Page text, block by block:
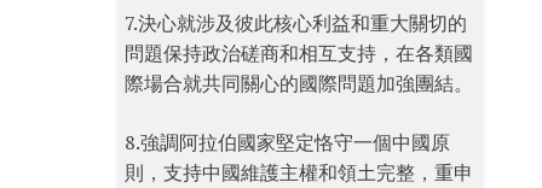
7.決心就涉及彼此核心利益和重大關切的
問題保持政治磋商和相互支持，在各類國
際場合就共同關心的國際問題加強團結。
8.強調阿拉伯國家堅定恪守一個中國原
則，支持中國維護主權和領土完整，重申